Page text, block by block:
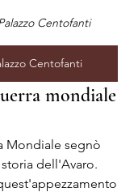
Centofanti
Centofanti
mondiale
Mondiale segnò
dell'Avaro.